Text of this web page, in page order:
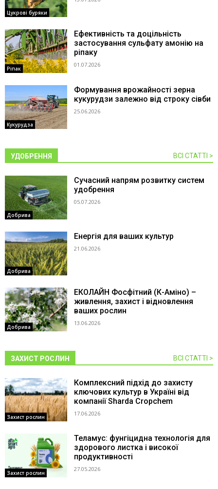
Цукрові буряки
Ріпак
Ефективність та доцільність
застосування сульфату амонію на
ріпаку
01.07.2026
Кукурудза
Формування врожайності зерна
кукурудзи залежно від строку сівби
25.06.2026
УДОБРЕННЯ ВСІ СТАТТІ >
Добрива
Сучасний напрям розвитку систем
удобрення
05.07.2026
Добрива
Енергія для ваших культур
21.06.2026
Добрива
ЕКОЛАЙН Фосфітний (К-Аміно) –
живлення, захист і відновлення
ваших рослин
13.06.2026
ЗАХИСТ РОСЛИН ВСІ СТАТТІ >
Захист рослин
Комплексний підхід до захисту
ключових культур в Україні від
компанії Sharda Cropchem
17.06.2026
Захист рослин
Теламус: фунгіцидна технологія для
здорового листка і високої
продуктивності
27.05.2026